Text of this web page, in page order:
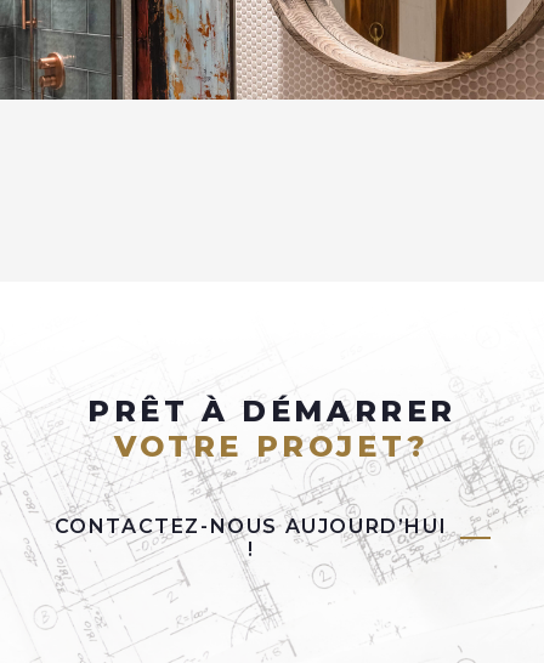
PRÊT À DÉMARRER
VOTRE PROJET?
CONTACTEZ-NOUS AUJOURD’HUI
!